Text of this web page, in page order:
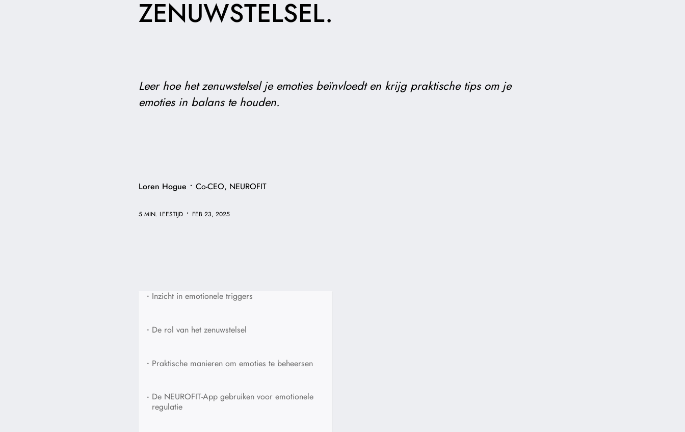
ZENUWSTELSEL.
Leer hoe het zenuwstelsel je emoties beïnvloedt en krijg praktische tips om je
emoties in balans te houden.
Loren Hogue • Co-CEO, NEUROFIT
5 MIN. LEESTIJD • FEB 23, 2025
• Inzicht in emotionele triggers
• De rol van het zenuwstelsel
• Praktische manieren om emoties te beheersen
• De NEUROFIT-App gebruiken voor emotionele
regulatie